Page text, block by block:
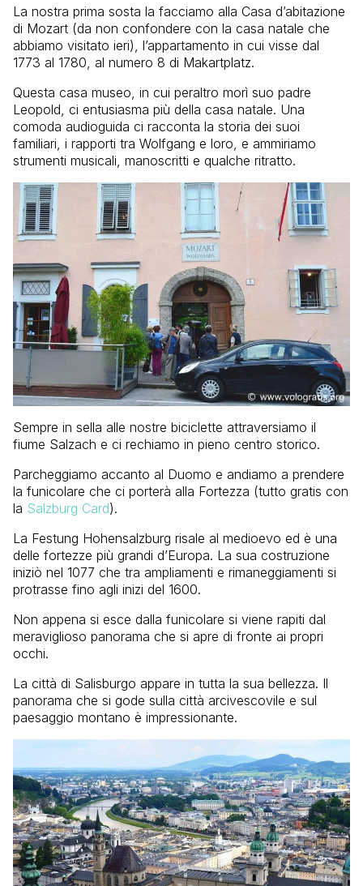
La nostra prima sosta la facciamo alla Casa d’abitazione
di Mozart (da non confondere con la casa natale che
abbiamo visitato ieri), l’appartamento in cui visse dal
1773 al 1780, al numero 8 di Makartplatz.
Questa casa museo, in cui peraltro morì suo padre
Leopold, ci entusiasma più della casa natale. Una
comoda audioguida ci racconta la storia dei suoi
familiari, i rapporti tra Wolfgang e loro, e ammiriamo
strumenti musicali, manoscritti e qualche ritratto.
Sempre in sella alle nostre biciclette attraversiamo il
fiume Salzach e ci rechiamo in pieno centro storico.
Parcheggiamo accanto al Duomo e andiamo a prendere
la funicolare che ci porterà alla Fortezza (tutto gratis con
la Salzburg Card).
La Festung Hohensalzburg risale al medioevo ed è una
delle fortezze più grandi d’Europa. La sua costruzione
iniziò nel 1077 che tra ampliamenti e rimaneggiamenti si
protrasse fino agli inizi del 1600.
Non appena si esce dalla funicolare si viene rapiti dal
meraviglioso panorama che si apre di fronte ai propri
occhi.
La città di Salisburgo appare in tutta la sua bellezza. Il
panorama che si gode sulla città arcivescovile e sul
paesaggio montano è impressionante.